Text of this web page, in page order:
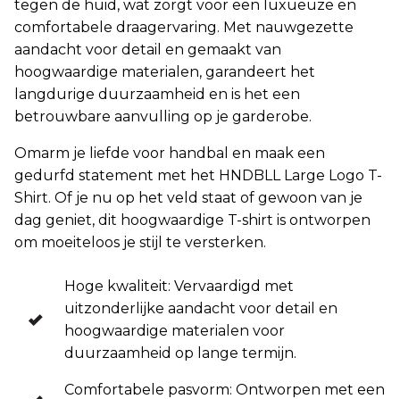
tegen de huid, wat zorgt voor een luxueuze en
comfortabele draagervaring. Met nauwgezette
aandacht voor detail en gemaakt van
hoogwaardige materialen, garandeert het
langdurige duurzaamheid en is het een
betrouwbare aanvulling op je garderobe.
Omarm je liefde voor handbal en maak een
gedurfd statement met het HNDBLL Large Logo T-
Shirt. Of je nu op het veld staat of gewoon van je
dag geniet, dit hoogwaardige T-shirt is ontworpen
om moeiteloos je stijl te versterken.
Hoge kwaliteit: Vervaardigd met
uitzonderlijke aandacht voor detail en
hoogwaardige materialen voor
duurzaamheid op lange termijn.
Comfortabele pasvorm: Ontworpen met een